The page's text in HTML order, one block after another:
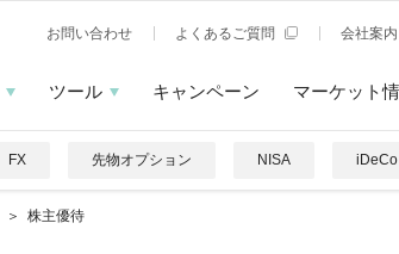
お問い合わせ よくあるご質問 会社案
ツール キャンペーン マーケット
FX 先物オプション NISA iDeCo
株主優待